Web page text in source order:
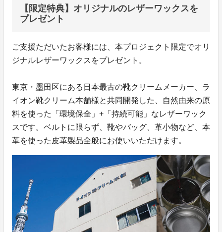
【限定特典】オリジナルのレザーワックスを
プレゼント
ご支援ただいたお客様には、本プロジェクト限定でオリ
ジナルレザーワックスをプレゼント。
東京・墨田区にある日本最古の靴クリームメーカー、ラ
イオン靴クリーム本舗様と共同開発した、自然由来の原
料を使った「環境保全」+「持続可能」なレザーワック
スです。ベルトに限らず、靴やバッグ、革小物など、本
革を使った皮革製品全般にお使いいただけます。